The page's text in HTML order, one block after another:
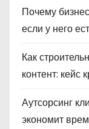
Почему
если у него
Как
контент: кейс
Аутсорсинг
экономит